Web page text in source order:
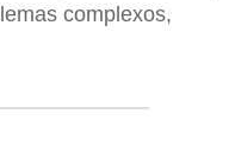
complexos,